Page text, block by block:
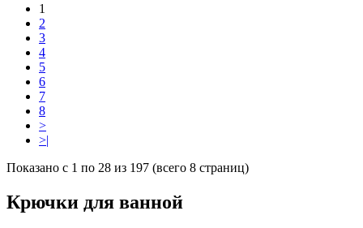
1
2
3
4
5
6
7
8
>
>|
Показано с 1 по 28 из 197 (всего 8 страниц)
Крючки для ванной